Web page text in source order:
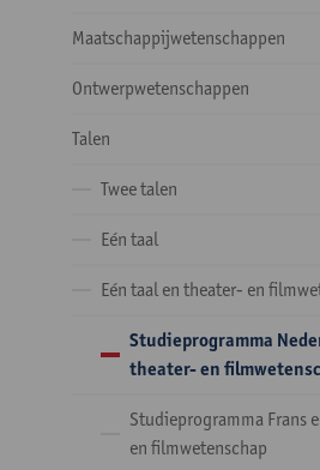
Maatschappijwetenschappen
Ontwerpwetenschappen
Talen
Twee talen
Eén taal
Eén taal en theater- en
Studieprogramma
theater- en
Studieprogramma Frans
en filmwetenschap